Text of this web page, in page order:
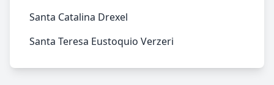
Santa Catalina Drexel
Santa Teresa Eustoquio Verzeri